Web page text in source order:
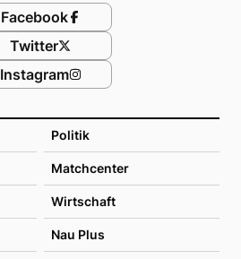
Politik
Matchcenter
Wirtschaft
Nau Plus
Facebook
Twitter
Instagram